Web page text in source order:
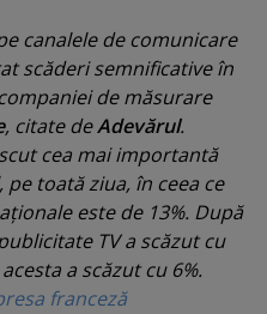
canalele de comunicare
scăderi semnificative în
de măsurare
, citate deAdevărul.
cea mai importantă
toată ziua, în ceea ce
este de 13%. După
TV a scăzut cu
a scăzut cu 6%.
franceză